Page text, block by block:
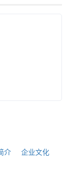
介
企业文化